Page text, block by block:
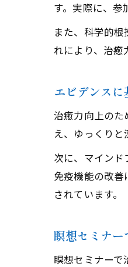
す。実際に、参
また、科学的
れにより、治癒
エビデンス
治癒力向上のた
え、ゆっくりと
次に、マイン
免疫機能の改
されています。
瞑想セミナ
瞑想セミナー